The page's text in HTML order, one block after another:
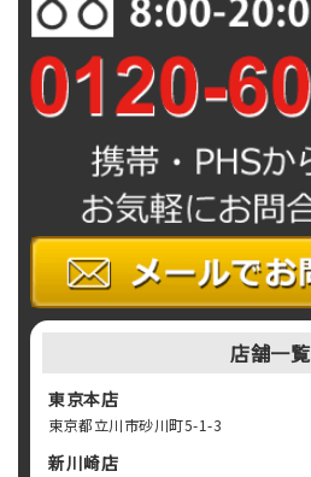
店舗一覧
東京本店
東京都立川市砂川町5-1-3
新川崎店